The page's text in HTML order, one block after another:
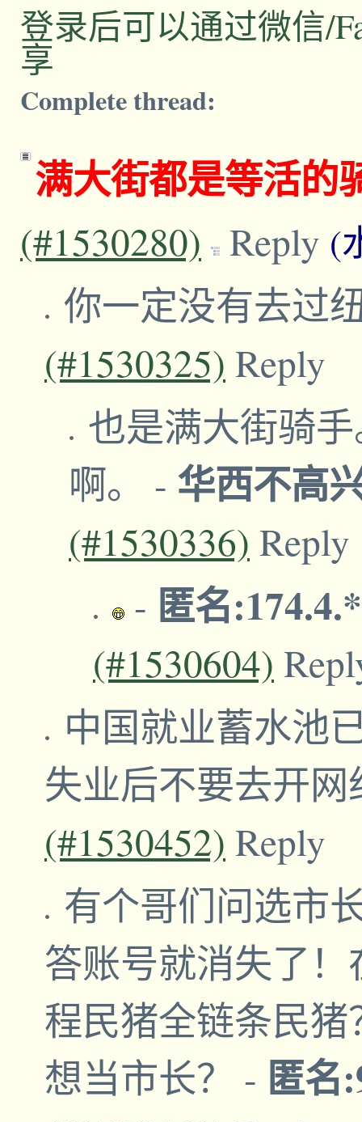
登录后可以通过微信/
享
Complete thread:
满大街都是等活的
(#1530280) Reply (
你一定没有去过
(#1530325) Reply
也是满大街骑
啊。 - 华西不高
(#1530336) Reply
- 匿名
(#1530604)
中国就业蓄水池
失业后不要去开
(#1530452) Reply
有个哥们问选市
答账号就消失了
程民猪全链条民猪
想当市长？ - 匿名